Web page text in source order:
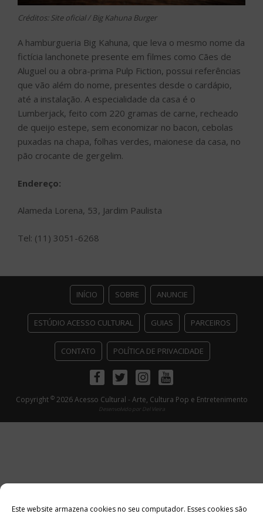
Este website armazena cookies no seu computador. Esses cookies são
Créditos: Site oficial / Big Kahuna Burger
A hamburgueria Big Kahuna, que leva o mesmo nome da
fictícia lanchonete presente em filmes como Cães de
Aluguel ou a obra-prima Pulp Fiction, possui referências
que vão além do nome, presentes desde o cardápio,
até a instalação. A especialidade da casa é o
Lumberjack, feito com 220 gramas de carne, recheado
de queijo estepe, sem economizar no bacon, cebolas
puxadas na chapa, folhas verdes, maionese da casa, no
pão crocante de gergelim.
Endereço:
Alameda Lorena, 53, Jardim Paulista
Tel: (11) 3051-6268
INÍCIO SOBRE ANUNCIE
ESTÚDIO ACESSO CULTURAL GUIAS PARCEIROS
CONTATO POLÍTICA DE PRIVACIDADE
FacebookTwitterInstagramYoutube
Copyright ©2026 Acesso Cultural - Arte, Cultura Pop e Entretenimento
Desenvolvido por Del Vieira